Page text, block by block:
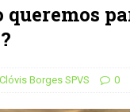
queremos
Clóvis Borges SPVS 0